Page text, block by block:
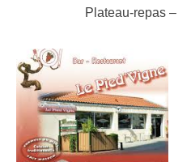
Plateau-repas –